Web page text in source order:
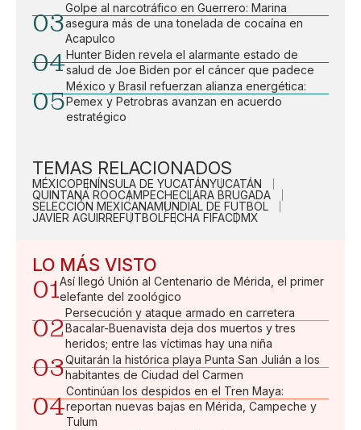
03
Golpe al narcotráfico en Guerrero: Marina
asegura más de una tonelada de cocaína en
Acapulco
04Hunter Biden revela el alarmante estado de
salud de Joe Biden por el cáncer que padece
05
México y Brasil refuerzan alianza energética:
Pemex y Petrobras avanzan en acuerdo
estratégico
TEMAS RELACIONADOS
MÉXICOPENÍNSULA DE YUCATÁNYUCATÁN
QUINTANA ROOCAMPECHECLARA BRUGADA
SELECCIÓN MEXICANAMUNDIAL DE FUTBOL
JAVIER AGUIRREFUTBOLFECHA FIFACDMX
LO MÁS VISTO
01Así llegó Unión al Centenario de Mérida, el primer
elefante del zoológico
02
Persecución y ataque armado en carretera
Bacalar-Buenavista deja dos muertos y tres
heridos; entre las víctimas hay una niña
03Quitarán la histórica playa Punta San Julián a los
habitantes de Ciudad del Carmen
04
Continúan los despidos en el Tren Maya:
reportan nuevas bajas en Mérida, Campeche y
Tulum